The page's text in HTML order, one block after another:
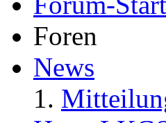
Foren
News